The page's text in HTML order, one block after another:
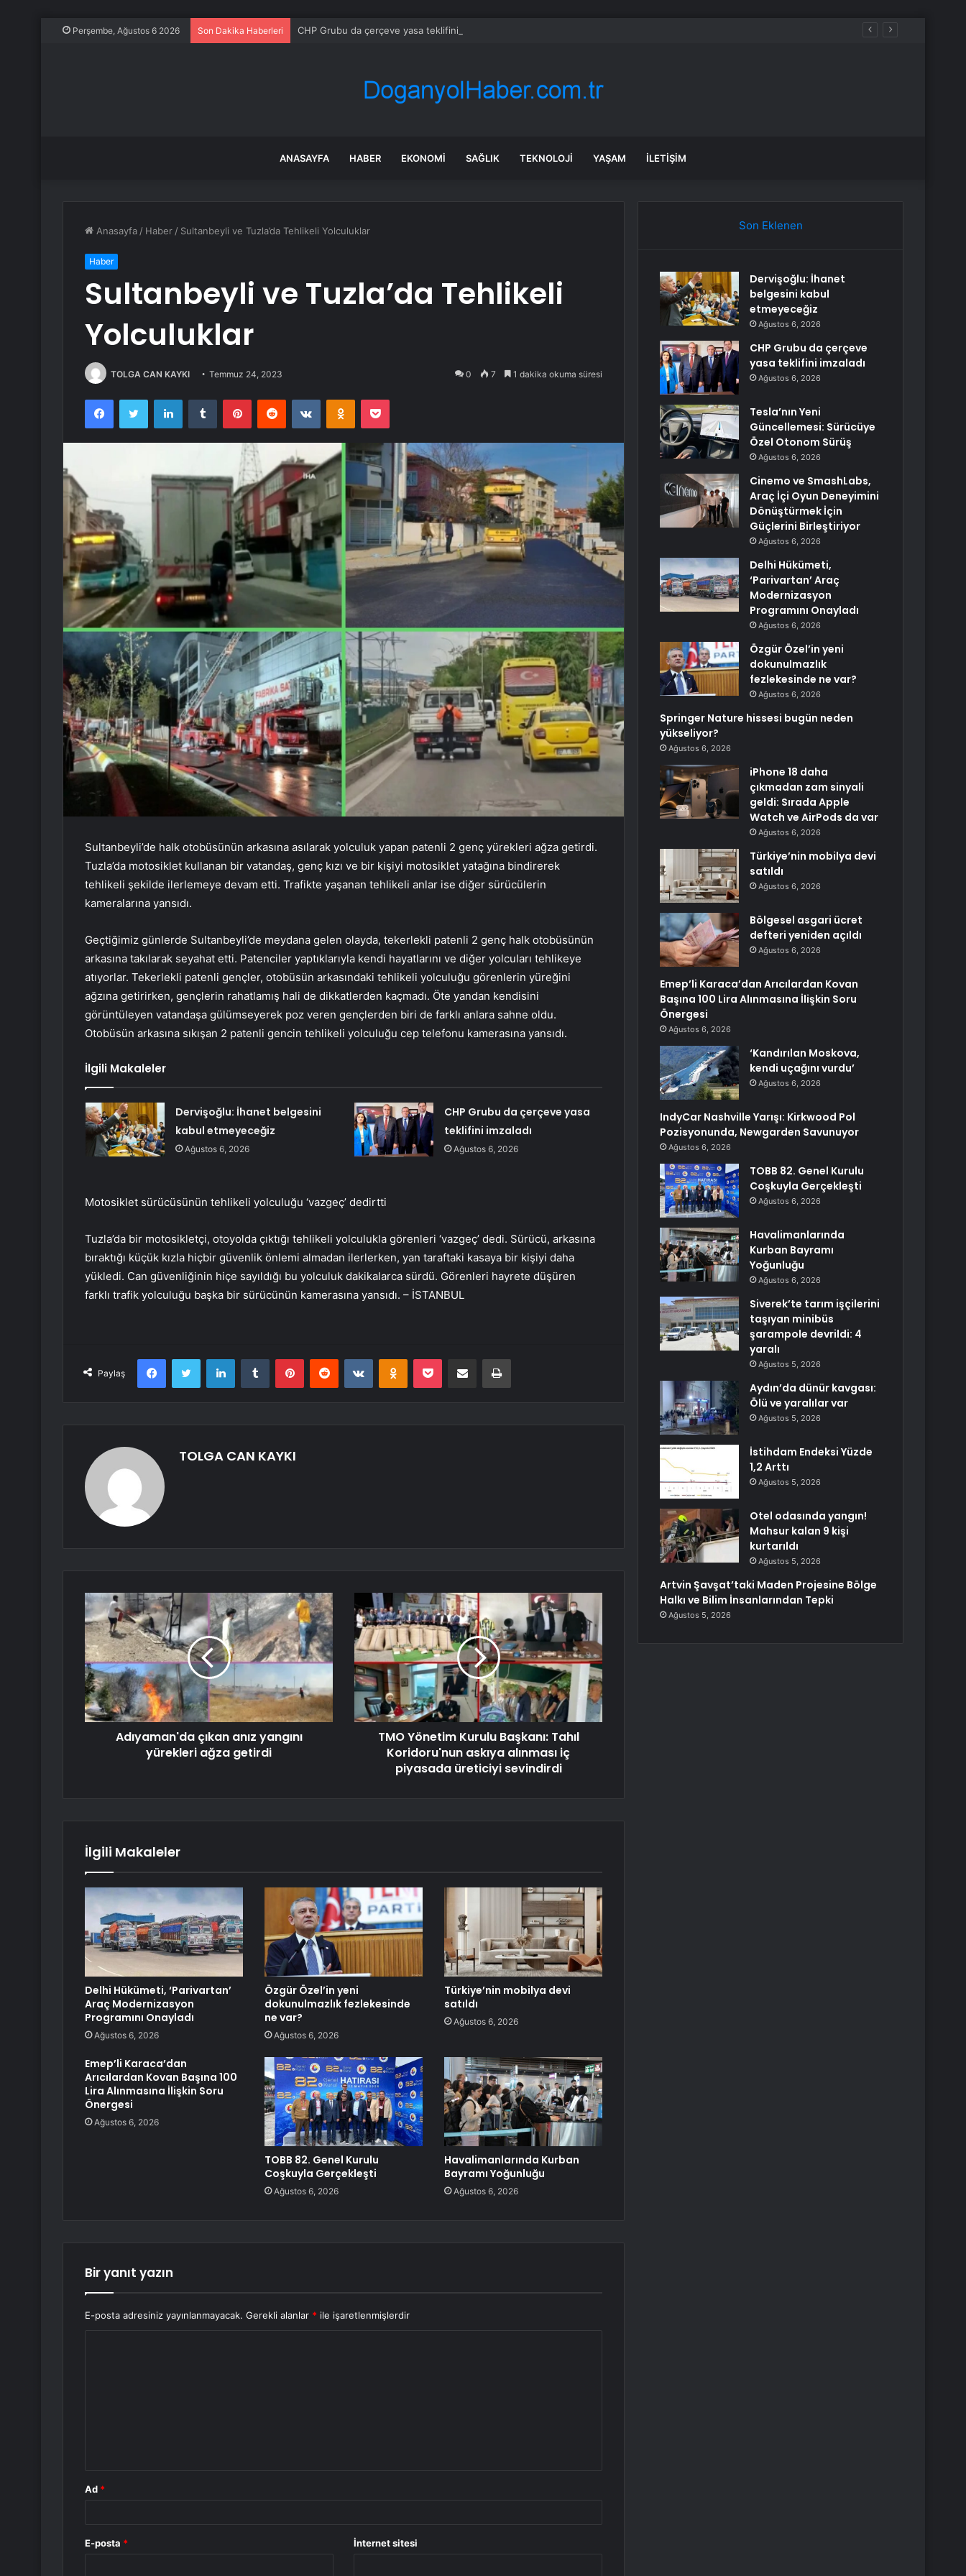
Perşembe, Ağustos 6 2026 Son Dakika Haberleri CHP Grubu da çerçeve yasa teklifini imzaladı
ANASAYFA HABER EKONOMI SAĞLIK TEKNOLOJI YAŞAM İLETIŞIM
Anasayfa / Haber / Sultanbeyli ve Tuzla’da Tehlikeli Yolculuklar
Haber
Sultanbeyli ve Tuzla’da Tehlikeli
Yolculuklar
TOLGA CAN KAYKI Temmuz 24, 2023 0 7 1 dakika okuma süresi
FacebookTwitter LinkedInTumblr PinterestReddit VKontakteOdnoklassniki
Pocket
Sultanbeyli’de halk otobüsünün arkasına asılarak yolculuk yapan patenli 2 genç yürekleri ağza getirdi.
Tuzla’da motosiklet kullanan bir vatandaş, genç kızı ve bir kişiyi motosiklet yatağına bindirerek
tehlikeli şekilde ilerlemeye devam etti. Trafikte yaşanan tehlikeli anlar ise diğer sürücülerin
kameralarına yansıdı.
Geçtiğimiz günlerde Sultanbeyli’de meydana gelen olayda, tekerlekli patenli 2 genç halk otobüsünün
arkasına takılarak seyahat etti. Patenciler yaptıklarıyla kendi hayatlarını ve diğer yolcuları tehlikeye
atıyorlar. Tekerlekli patenli gençler, otobüsün arkasındaki tehlikeli yolculuğu görenlerin yüreğini
ağzına getirirken, gençlerin rahatlamış hali de dikkatlerden kaçmadı. Öte yandan kendisini
görüntüleyen vatandaşa gülümseyerek poz veren gençlerden biri de farklı anlara sahne oldu.
Otobüsün arkasına sıkışan 2 patenli gencin tehlikeli yolculuğu cep telefonu kamerasına yansıdı.
İlgili Makaleler
Dervişoğlu: İhanet belgesini
kabul etmeyeceğiz
Ağustos 6, 2026
CHP Grubu da çerçeve yasa
teklifini imzaladı
Ağustos 6, 2026
Motosiklet sürücüsünün tehlikeli yolculuğu ‘vazgeç’ dedirtti
Tuzla’da bir motosikletçi, otoyolda çıktığı tehlikeli yolculukla görenleri ‘vazgeç’ dedi. Sürücü, arkasına
bıraktığı küçük kızla hiçbir güvenlik önlemi almadan ilerlerken, yan taraftaki kasaya bir kişiyi daha
yükledi. Can güvenliğinin hiçe sayıldığı bu yolculuk dakikalarca sürdü. Görenleri hayrete düşüren
farklı trafik yolculuğu başka bir sürücünün kamerasına yansıdı. – İSTANBUL
Paylaş
FacebookTwitter LinkedInTumblr PinterestReddit VKontakteOdnoklassniki
Pocket E-Posta ile paylaş Yazdır
TOLGA CAN KAYKI
Adıyaman'da çıkan anız yangını
yürekleri ağza getirdi
TMO Yönetim Kurulu Başkanı: Tahıl
Koridoru'nun askıya alınması iç
piyasada üreticiyi sevindirdi
İlgili Makaleler
Delhi Hükümeti, ‘Parivartan’
Araç Modernizasyon
Programını Onayladı
Ağustos 6, 2026
Özgür Özel’in yeni
dokunulmazlık fezlekesinde
ne var?
Ağustos 6, 2026
Türkiye’nin mobilya devi
satıldı
Ağustos 6, 2026
Emep’li Karaca’dan
Arıcılardan Kovan Başına 100
Lira Alınmasına İlişkin Soru
Önergesi
Ağustos 6, 2026
TOBB 82. Genel Kurulu
Coşkuyla Gerçekleşti
Ağustos 6, 2026
Havalimanlarında Kurban
Bayramı Yoğunluğu
Ağustos 6, 2026
Bir yanıt yazın
E-posta adresiniz yayınlanmayacak. Gerekli alanlar * ile işaretlenmişlerdir
Ad *
E-posta * İnternet sitesi
Son Eklenen
Dervişoğlu: İhanet
belgesini kabul
etmeyeceğiz
Ağustos 6, 2026
CHP Grubu da çerçeve
yasa teklifini imzaladı
Ağustos 6, 2026
Tesla’nın Yeni
Güncellemesi: Sürücüye
Özel Otonom Sürüş
Ağustos 6, 2026
Cinemo ve SmashLabs,
Araç İçi Oyun Deneyimini
Dönüştürmek İçin
Güçlerini Birleştiriyor
Ağustos 6, 2026
Delhi Hükümeti,
‘Parivartan’ Araç
Modernizasyon
Programını Onayladı
Ağustos 6, 2026
Özgür Özel’in yeni
dokunulmazlık
fezlekesinde ne var?
Ağustos 6, 2026
Springer Nature hissesi bugün neden
yükseliyor?
Ağustos 6, 2026
iPhone 18 daha
çıkmadan zam sinyali
geldi: Sırada Apple
Watch ve AirPods da var
Ağustos 6, 2026
Türkiye’nin mobilya devi
satıldı
Ağustos 6, 2026
Bölgesel asgari ücret
defteri yeniden açıldı
Ağustos 6, 2026
Emep’li Karaca’dan Arıcılardan Kovan
Başına 100 Lira Alınmasına İlişkin Soru
Önergesi
Ağustos 6, 2026
‘Kandırılan Moskova,
kendi uçağını vurdu’
Ağustos 6, 2026
IndyCar Nashville Yarışı: Kirkwood Pol
Pozisyonunda, Newgarden Savunuyor
Ağustos 6, 2026
TOBB 82. Genel Kurulu
Coşkuyla Gerçekleşti
Ağustos 6, 2026
Havalimanlarında
Kurban Bayramı
Yoğunluğu
Ağustos 6, 2026
Siverek’te tarım işçilerini
taşıyan minibüs
şarampole devrildi: 4
yaralı
Ağustos 5, 2026
Aydın’da dünür kavgası:
Ölü ve yaralılar var
Ağustos 5, 2026
İstihdam Endeksi Yüzde
1,2 Arttı
Ağustos 5, 2026
Otel odasında yangın!
Mahsur kalan 9 kişi
kurtarıldı
Ağustos 5, 2026
Artvin Şavşat’taki Maden Projesine Bölge
Halkı ve Bilim İnsanlarından Tepki
Ağustos 5, 2026